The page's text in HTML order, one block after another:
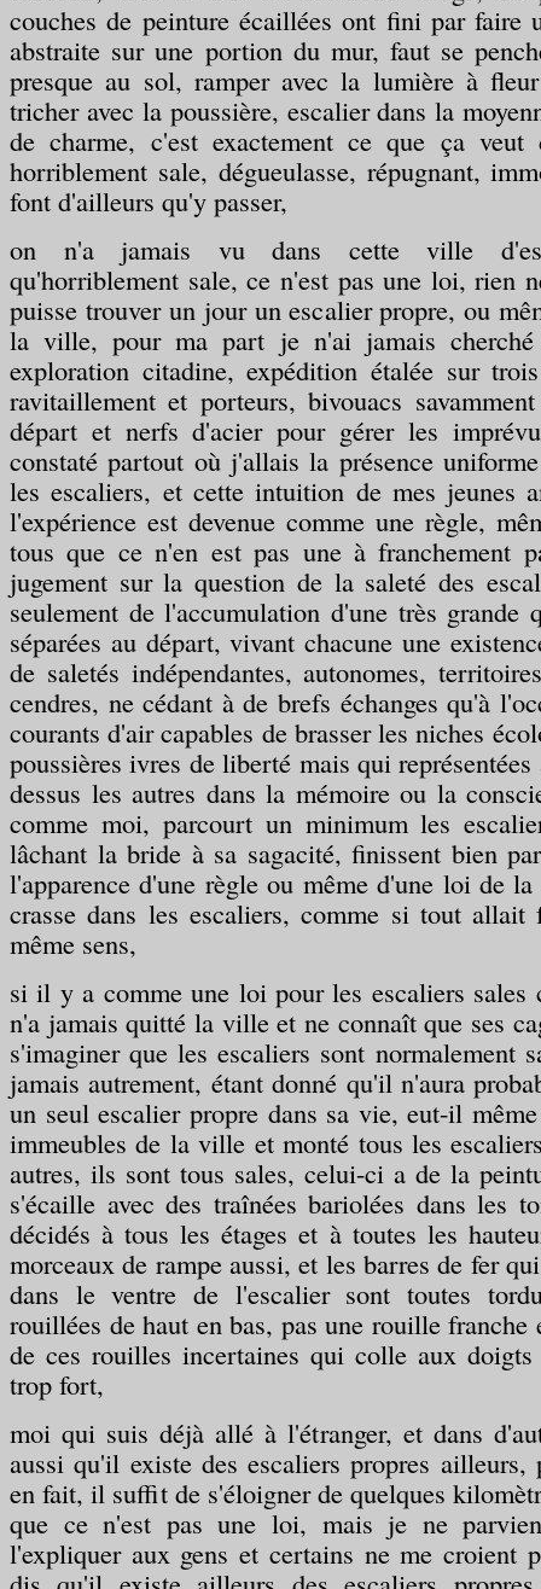
couches de peinture écaillées ont fini par faire
abstraite sur une portion du mur, faut se
presque au sol, ramper avec la lumière à
tricher avec la poussière, escalier dans la
de charme, c'est exactement ce que ça
horriblement sale, dégueulasse, répugnant,
font d'ailleurs qu'y passer,
on n'a jamais vu dans cette ville
qu'horriblement sale, ce n'est pas une loi, rien
puisse trouver un jour un escalier propre, ou
la ville, pour ma part je n'ai jamais cherché
exploration citadine, expédition étalée sur
ravitaillement et porteurs, bivouacs
départ et nerfs d'acier pour gérer les
constaté partout où j'allais la présence
les escaliers, et cette intuition de mes jeunes
l'expérience est devenue comme une règle,
tous que ce n'en est pas une à franchement
jugement sur la question de la saleté des
seulement de l'accumulation d'une très grande
séparées au départ, vivant chacune une
de saletés indépendantes, autonomes,
cendres, ne cédant à de brefs échanges qu'à
courants d'air capables de brasser les niches
poussières ivres de liberté mais qui
dessus les autres dans la mémoire ou la
comme moi, parcourt un minimum les
lâchant la bride à sa sagacité, finissent bien
l'apparence d'une règle ou même d'une loi de
crasse dans les escaliers, comme si tout allait
même sens,
si il y a comme une loi pour les escaliers sales
n'a jamais quitté la ville et ne connaît que ses
s'imaginer que les escaliers sont normalement
jamais autrement, étant donné qu'il n'aura
un seul escalier propre dans sa vie, eut-il
immeubles de la ville et monté tous les
autres, ils sont tous sales, celui-ci a de la
s'écaille avec des traînées bariolées dans les
décidés à tous les étages et à toutes les
morceaux de rampe aussi, et les barres de fer
dans le ventre de l'escalier sont toutes
rouillées de haut en bas, pas une rouille franche
de ces rouilles incertaines qui colle aux
trop fort,
moi qui suis déjà allé à l'étranger, et dans
aussi qu'il existe des escaliers propres
en fait, il suffit de s'éloigner de quelques
que ce n'est pas une loi, mais je ne
l'expliquer aux gens et certains ne me croient